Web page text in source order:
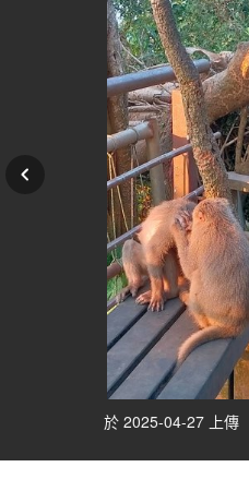
於 2025-04-27 上傳